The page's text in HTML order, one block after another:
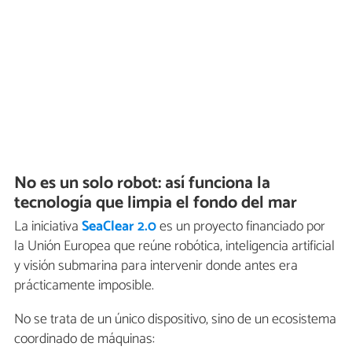
No es un solo robot: así funciona la
tecnología que limpia el fondo del mar
La iniciativaSeaClear 2.0es un proyecto financiado por
la Unión Europea que reúne robótica, inteligencia artificial
y visión submarina para intervenir donde antes era
prácticamente imposible.
No se trata de un único dispositivo, sino de un ecosistema
coordinado de máquinas: